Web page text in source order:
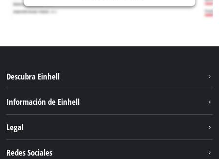
Descubra Einhell
Servicio
Información de Einhell
Einhell global
Legal
Redes Sociales